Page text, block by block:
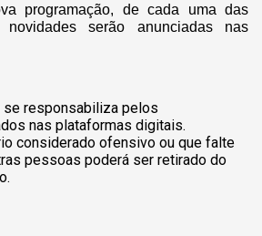
programação, de cada uma das
serão anunciadas nas
se responsabiliza pelos
nas plataformas digitais.
considerado ofensivo ou que falte
pessoas poderá ser retirado do